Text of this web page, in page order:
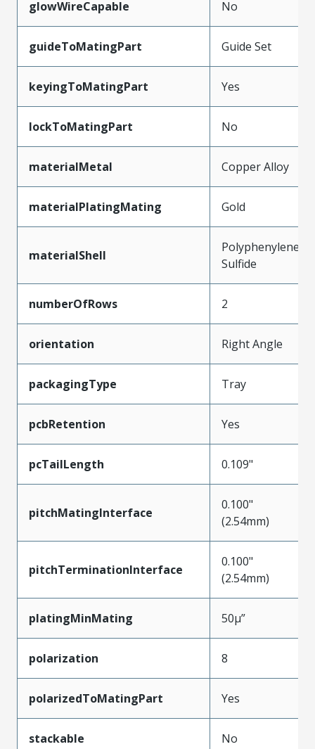
glowWireCapable No
guideToMatingPart Guide Set
keyingToMatingPart Yes
lockToMatingPart No
materialMetal Copper Alloy
materialPlatingMating Gold
materialShell
Polyphenylene
Sulfide
numberOfRows 2
orientation Right Angle
packagingType Tray
pcbRetention Yes
pcTailLength 0.109"
pitchMatingInterface
0.100"
(2.54mm)
pitchTerminationInterface
0.100"
(2.54mm)
platingMinMating 50µ”
polarization 8
polarizedToMatingPart Yes
stackable No